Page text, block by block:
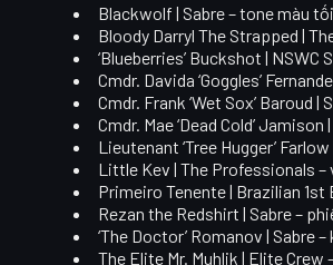
Blackwolf | Sabre– tone màu
Bloody Darryl The Strapped |
‘Blueberries’ Buckshot | NSWC
Cmdr. Davida ‘Goggles’
Cmdr. Frank ‘Wet Sox’ Baroud |
Cmdr. Mae ‘Dead Cold’ Jamison
Lieutenant ‘Tree Hugger’ Farlow
Little Kev | The Professionals –
Primeiro Tenente | Brazilian 1st
Rezan the Redshirt | Sabre–
‘The Doctor’ Romanov | Sabre–
The Elite Mr. Muhlik | Elite Crew